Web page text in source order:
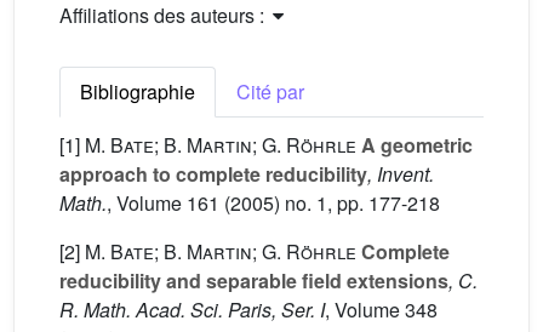
Affiliations des auteurs :
Bibliographie
Cité par
[1] M. Bate; B. Martin; G. Röhrle A geometric
approach to complete reducibility, Invent.
Math., Volume 161 (2005) no. 1, pp. 177-218
[2] M. Bate; B. Martin; G. Röhrle Complete
reducibility and separable field extensions, C.
R. Math. Acad. Sci. Paris, Ser. I, Volume 348